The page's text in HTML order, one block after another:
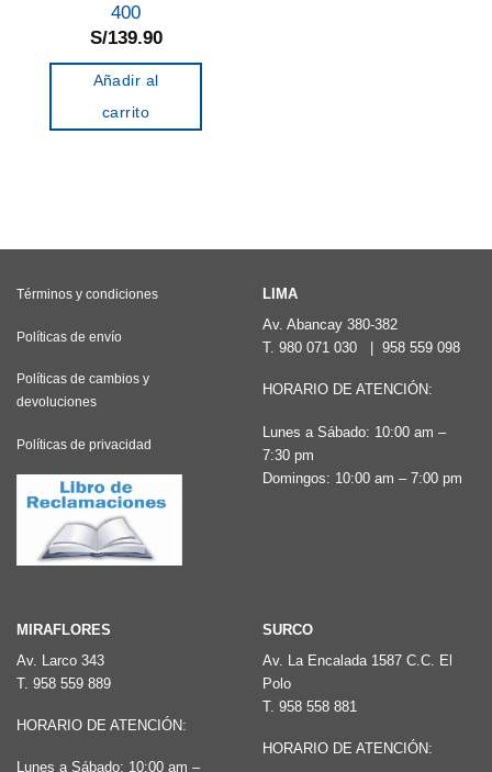
400
S/139.90
Añadir al
carrito
Términos y condiciones
Políticas de envío
Políticas de cambios y
devoluciones
Políticas de privacidad
LIMA
Av. Abancay 380-382
T. 980 071 030 958 559 098
HORARIO DE ATENCIÓN:
Lunes a Sábado: 10:00 am –
7:30 pm
Domingos: 10:00 am – 7:00 pm
MIRAFLORES
Av. Larco 343
T. 958 559 889
HORARIO DE ATENCIÓN:
Lunes a Sábado: 10:00 am –
SURCO
Av. La Encalada 1587 C.C. El
Polo
T. 958 558 881
HORARIO DE ATENCIÓN: